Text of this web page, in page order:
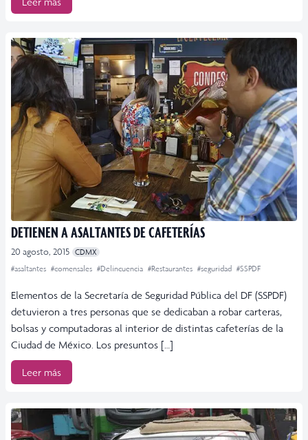
DETIENEN A ASALTANTES DE CAFETERÍAS
20 agosto, 2015 CDMX
#asaltantes #comensales #Delincuencia #Restaurantes #seguridad #SSPDF
Elementos de la Secretaría de Seguridad Pública del DF (SSPDF)
detuvieron a tres personas que se dedicaban a robar carteras,
bolsas y computadoras al interior de distintas cafeterías de la
Ciudad de México. Los presuntos […]
Leer más